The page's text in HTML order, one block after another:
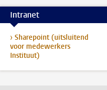
Intranet
› Sharepoint (uitsluitend
voor medewerkers
Instituut)